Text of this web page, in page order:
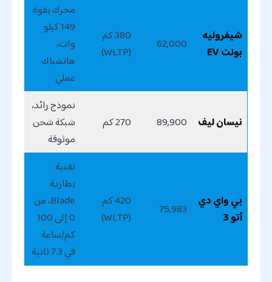
شيفروليه
بولت EV
62,000
380 كم
(WLTP)
محرك بقوة
149 كيلو
وات،
هاتشباك
عملي
نيسان ليف 89,900 270 كم
نموذج رائد،
شبكة شحن
موثوقة
بي واي دي
أتو 3
75,983
420 كم
(WLTP)
تقنية
بطارية
Blade، من
0 إلى 100
كم/ساعة
في 7.3 ثانية